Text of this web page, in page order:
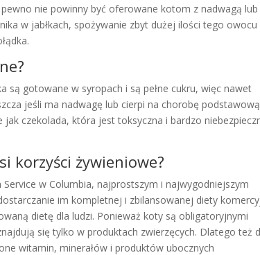
nie powinny być oferowane kotom z nadwagą lub
w jabłkach, spożywanie zbyt dużej ilości tego owocu
są gotowane w syropach i są pełne cukru, więc nawet
jeśli ma nadwagę lub cierpi na chorobę
czekolada, która jest toksyczna i bardzo
korzyści żywieniowe?
w Columbia, najprostszym i najwygodniejszym
im kompletnej i zbilansowanej diety
dietę dla ludzi. Ponieważ koty są obligatoryjnymi
się tylko w produktach zwierzęcych. Dlatego też
witamin, minerałów i produktów ubocznych